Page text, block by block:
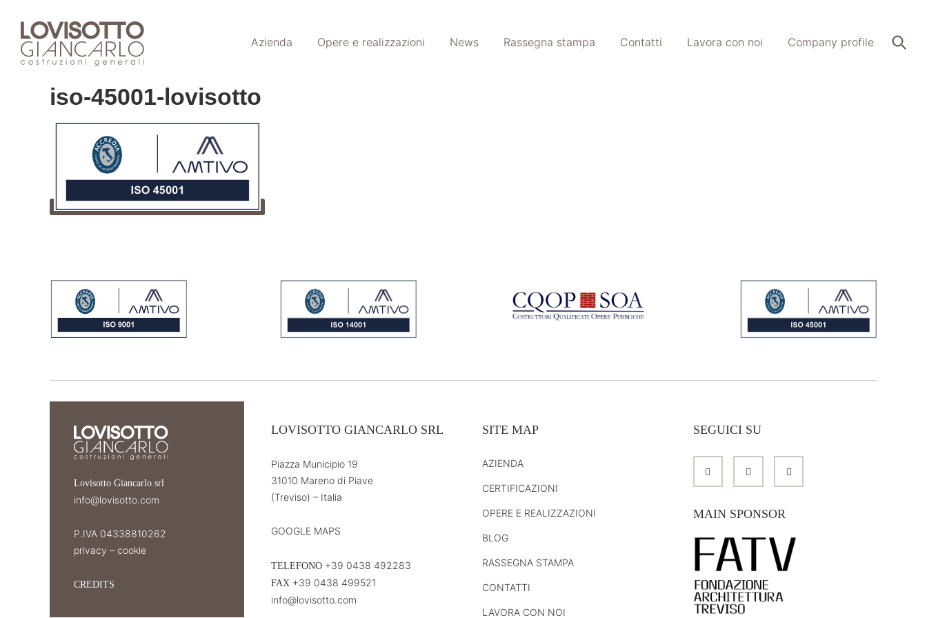
content
Azienda Opere e realizzazioni News Rassegna stampa Contatti Lavora con noi Company profile
iso-45001-lovisotto
Lovisotto Giancarlo srl
info@lovisotto.com
P.IVA 04338810262
privacy – cookie
CREDITS
LOVISOTTO GIANCARLO SRL
Piazza Municipio 19
31010 Mareno di Piave
(Treviso) – Italia
GOOGLE MAPS
TELEFONO+39 0438 492283
FAX +39 0438 499521
info@lovisotto.com
SITE MAP
AZIENDA
CERTIFICAZIONI
OPERE E REALIZZAZIONI
BLOG
RASSEGNA STAMPA
CONTATTI
LAVORA CON NOI
SEGUICI SU
MAIN SPONSOR